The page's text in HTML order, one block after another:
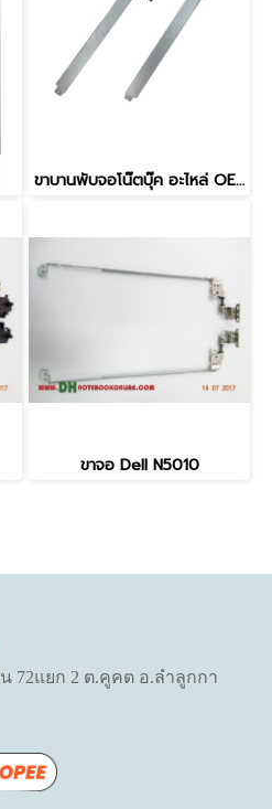
ขาบานพับจอโน๊ตบุ๊ค อะไหล่ OEM คุณภาพสูง สำหรับ Dell Latitude 3520, E3520 ขนาดและสเปกตรงตามของเดิม เหมาะสำหรับงานซ่อมและเปลี่ยนบานพับ
ขาจอ Dell N5010
72แยก 2 ต.คูคต อ.ลำลูกกา